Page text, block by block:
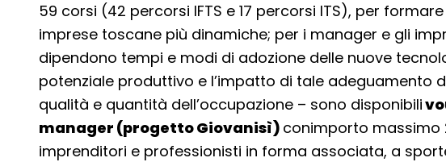
59 corsi (42 percorsi IFTS e 17 percorsi ITS), per
imprese toscane più dinamiche; per i manager e gli
dipendono tempi e modi di adozione delle nuove
potenziale produttivo e l’impatto di tale adeguamento
qualità e quantità dell’occupazione – sono disponibili
manager (progetto Giovanisì) conimporto massimo
imprenditori e professionisti in forma associata, a